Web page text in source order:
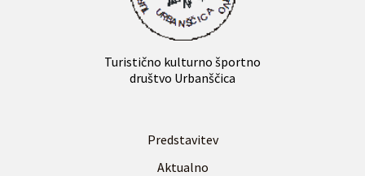
Turistično kulturno športno
društvo Urbanščica
Predstavitev
Aktualno